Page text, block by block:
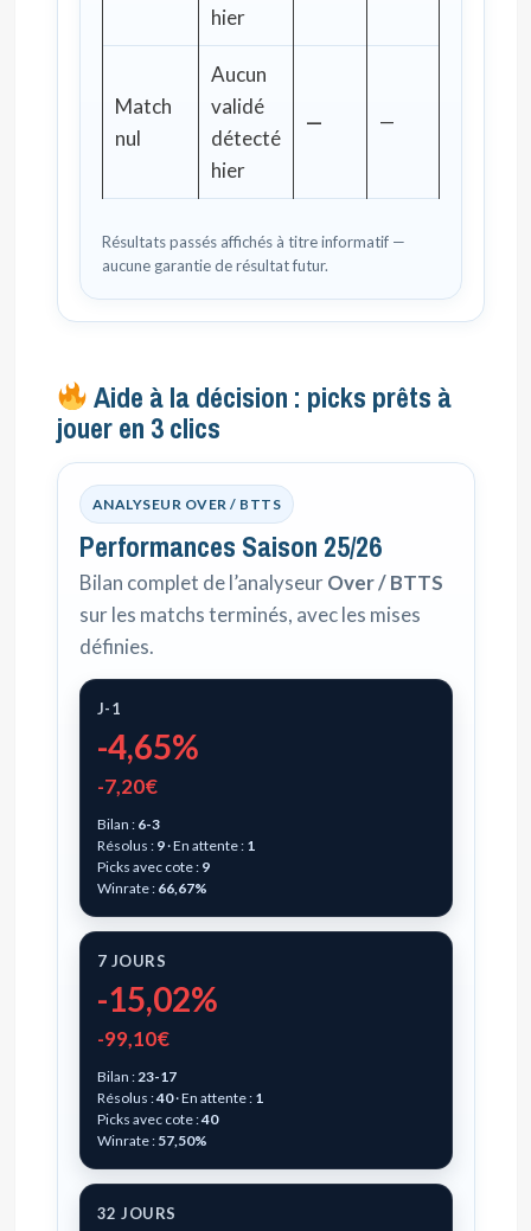
hier
Match
nul
Aucun
validé
détecté
hier
— —
Résultats passés affichés à titre informatif —
aucune garantie de résultat futur.
Aide à la décision : picks prêts à
jouer en 3 clics
ANALYSEUR OVER / BTTS
Performances Saison 25/26
Bilan complet de l’analyseurOver / BTTS
sur les matchs terminés, avec les mises
définies.
J-1
-4,65%
-7,20€
Bilan : 6-3
Résolus : 9· En attente : 1
Picks avec cote : 9
Winrate : 66,67%
7 JOURS
-15,02%
-99,10€
Bilan : 23-17
Résolus :40· En attente : 1
Picks avec cote :40
Winrate : 57,50%
32 JOURS